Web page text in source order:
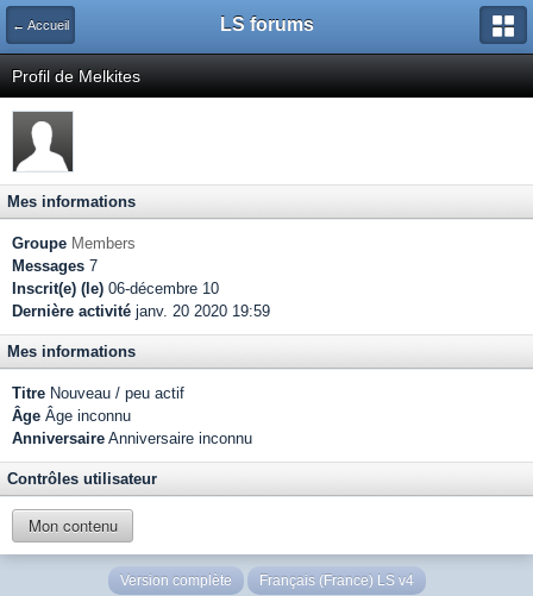
← Accueil LS forums
Profil de Melkites
Mes informations
Groupe Members
Messages 7
Inscrit(e) (le) 06-décembre 10
Dernière activité janv. 20 2020 19:59
Mes informations
Titre Nouveau / peu actif
Âge Âge inconnu
Anniversaire Anniversaire inconnu
Contrôles utilisateur
Mon contenu
Version complète Français (France) LS v4